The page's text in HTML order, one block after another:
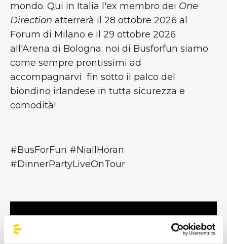
mondo. Qui in Italia l'ex membro dei One
Direction atterrerà il 28 ottobre 2026 al
Forum di Milano e il 29 ottobre 2026
all'Arena di Bologna: noi di Busforfun siamo
come sempre prontissimi ad
accompagnarvi fin sotto il palco del
biondino irlandese in tutta sicurezza e
comodità!
#BusForFun #NiallHoran
#DinnerPartyLiveOnTour